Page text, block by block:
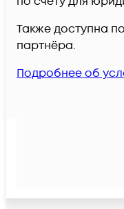
Также доступна
партнёра.
Подробнее об